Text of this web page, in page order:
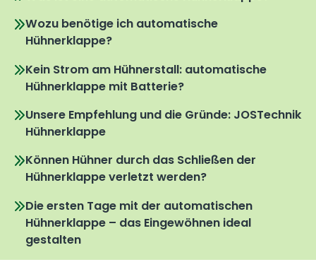
Wozu benötige ich automatische
Hühnerklappe?
Kein Strom am Hühnerstall: automatische
Hühnerklappe mit Batterie?
Unsere Empfehlung und die Gründe: JOSTechnik
Hühnerklappe
Können Hühner durch das Schließen der
Hühnerklappe verletzt werden?
Die ersten Tage mit der automatischen
Hühnerklappe – das Eingewöhnen ideal
gestalten